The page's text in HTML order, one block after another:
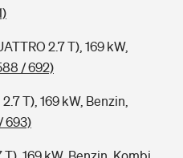
2.7 T), 169 kW,
/ 692)
T), 169 kW, Benzin,
693)